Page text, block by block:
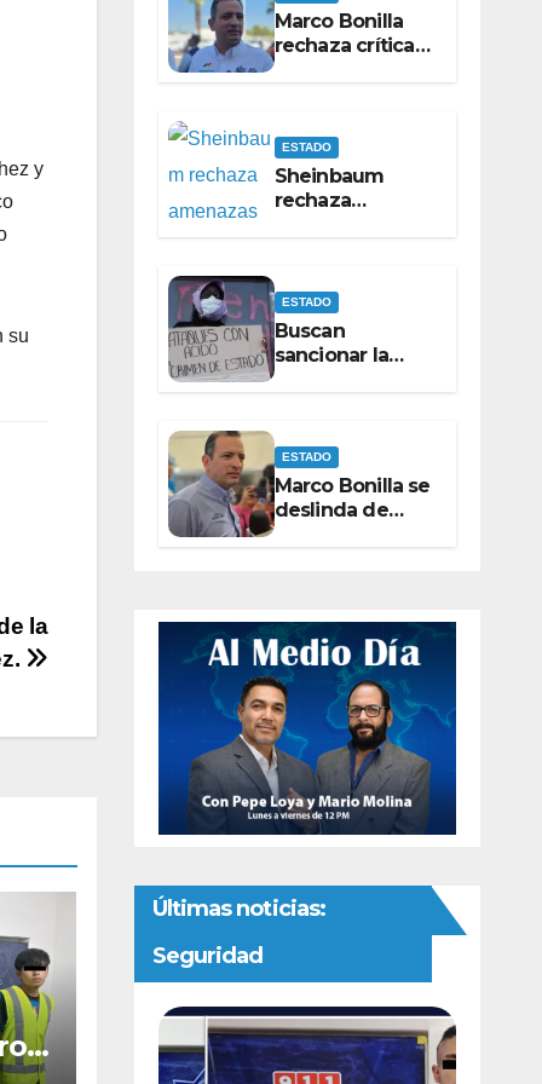
y
su
la
Marco Bonilla
rechaza críticas
de Pérez Cuéllar
ESTADO
Sheinbaum
rechaza
ESTADO
Buscan
sancionar la
violencia ácida
ESTADO
Marco Bonilla se
deslinda de
apoyos en la
Últimas noticias:
Seguridad